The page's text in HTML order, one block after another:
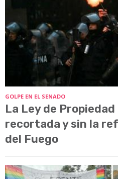
GOLPE EN EL SENADO
La Ley de
recortada y sin la
del Fuego